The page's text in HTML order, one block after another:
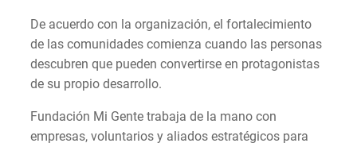
De acuerdo con la organización, el fortalecimiento
de las comunidades comienza cuando las personas
descubren que pueden convertirse en protagonistas
de su propio desarrollo.
Fundación Mi Gente trabaja de la mano con
empresas, voluntarios y aliados estratégicos para